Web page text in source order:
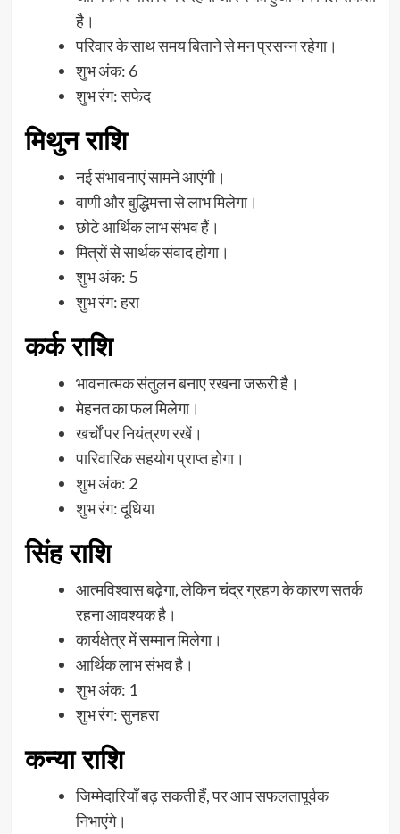
है।
परिवार के साथ समय बिताने से मन प्रसन्न रहेगा।
शुभ अंक: 6
शुभ रंग: सफेद
मिथुन राशि
नई संभावनाएं सामने आएंगी।
वाणी और बुद्धिमत्ता से लाभ मिलेगा।
छोटे आर्थिक लाभ संभव हैं।
मित्रों से सार्थक संवाद होगा।
शुभ अंक: 5
शुभ रंग: हरा
कर्क राशि
भावनात्मक संतुलन बनाए रखना जरूरी है।
मेहनत का फल मिलेगा।
खर्चों पर नियंत्रण रखें।
पारिवारिक सहयोग प्राप्त होगा।
शुभ अंक: 2
शुभ रंग: दूधिया
सिंह राशि
आत्मविश्वास बढ़ेगा, लेकिन चंद्र ग्रहण के कारण सतर्क
रहना आवश्यक है।
कार्यक्षेत्र में सम्मान मिलेगा।
आर्थिक लाभ संभव है।
शुभ अंक: 1
शुभ रंग: सुनहरा
कन्या राशि
जिम्मेदारियाँ बढ़ सकती हैं, पर आप सफलतापूर्वक
निभाएंगे।